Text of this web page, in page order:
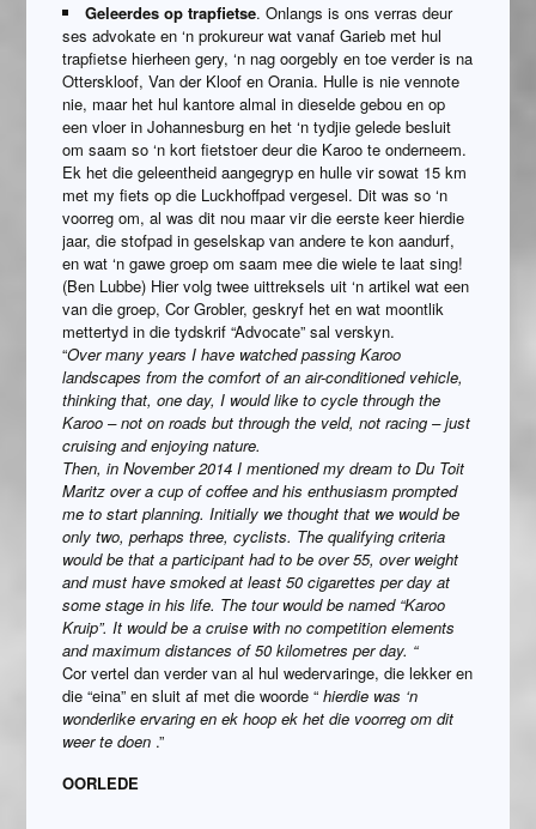
Geleerdes op trapfietse. Onlangs is ons verras deur
ses advokate en ‘n prokureur wat vanaf Garieb met hul
trapfietse hierheen gery, ‘n nag oorgebly en toe verder is na
Otterskloof, Van der Kloof en Orania. Hulle is nie vennote
nie, maar het hul kantore almal in dieselde gebou en op
een vloer in Johannesburg en het ‘n tydjie gelede besluit
om saam so ‘n kort fietstoer deur die Karoo te onderneem.
Ek het die geleentheid aangegryp en hulle vir sowat 15 km
met my fiets op die Luckhoffpad vergesel. Dit was so ‘n
voorreg om, al was dit nou maar vir die eerste keer hierdie
jaar, die stofpad in geselskap van andere te kon aandurf,
en wat ‘n gawe groep om saam mee die wiele te laat sing!
(Ben Lubbe) Hier volg twee uittreksels uit ‘n artikel wat een
van die groep, Cor Grobler, geskryf het en wat moontlik
mettertyd in die tydskrif “Advocate” sal verskyn.
“Over many years I have watched passing Karoo
landscapes from the comfort of an air-conditioned vehicle,
thinking that, one day, I would like to cycle through the
Karoo – not on roads but through the veld, not racing – just
cruising and enjoying nature.
Then, in November 2014 I mentioned my dream to Du Toit
Maritz over a cup of coffee and his enthusiasm prompted
me to start planning. Initially we thought that we would be
only two, perhaps three, cyclists. The qualifying criteria
would be that a participant had to be over 55, over weight
and must have smoked at least 50 cigarettes per day at
some stage in his life. The tour would be named “Karoo
Kruip”. It would be a cruise with no competition elements
and maximum distances of 50 kilometres per day. “
Cor vertel dan verder van al hul wedervaringe, die lekker en
die “eina” en sluit af met die woorde “hierdie was ‘n
wonderlike ervaring en ek hoop ek het die voorreg om dit
weer te doen .”
OORLEDE